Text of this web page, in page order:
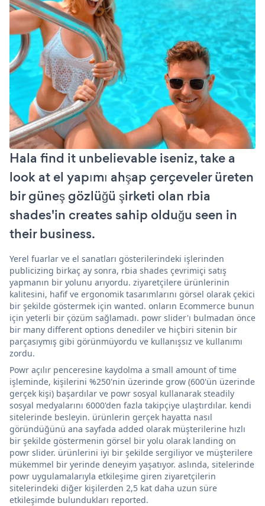
Hala find it unbelievable iseniz, take a
look at el yapımı ahşap çerçeveler üreten
bir güneş gözlüğü şirketi olan rbia
shades'in creates sahip olduğu seen in
their business.
Yerel fuarlar ve el sanatları gösterilerindeki işlerinden
publicizing birkaç ay sonra, rbia shades çevrimiçi satış
yapmanın bir yolunu arıyordu. ziyaretçilere ürünlerinin
kalitesini, hafif ve ergonomik tasarımlarını görsel olarak çekici
bir şekilde göstermek için wanted. onların Ecommerce bunun
için yeterli bir çözüm sağlamadı. powr slider'ı bulmadan önce
bir many different options denediler ve hiçbiri sitenin bir
parçasıymış gibi görünmüyordu ve kullanışsız ve kullanımı
zordu.
Powr açılır penceresine kaydolma a small amount of time
işleminde, kişilerini %250'nin üzerinde grow (600'ün üzerinde
gerçek kişi) başardılar ve powr sosyal kullanarak steadily
sosyal medyalarını 6000'den fazla takipçiye ulaştırdılar. kendi
sitelerinde besleyin. ürünlerin gerçek hayatta nasıl
göründüğünü ana sayfada added olarak müşterilerine hızlı
bir şekilde göstermenin görsel bir yolu olarak landing on
powr slider. ürünlerini iyi bir şekilde sergiliyor ve müşterilere
mükemmel bir yerinde deneyim yaşatıyor. aslında, sitelerinde
powr uygulamalarıyla etkileşime giren ziyaretçilerin
sitelerindeki diğer kişilerden 2,5 kat daha uzun süre
etkileşimde bulundukları reported.